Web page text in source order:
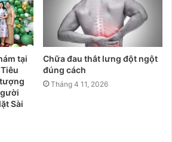
tại
Sài
Chữa đau thắt lưng đột ngột
đúng cách
Tháng 4 11, 2026